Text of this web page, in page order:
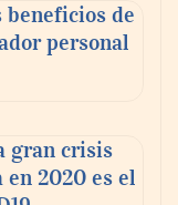
beneficios de
personal
gran crisis
2020 es el